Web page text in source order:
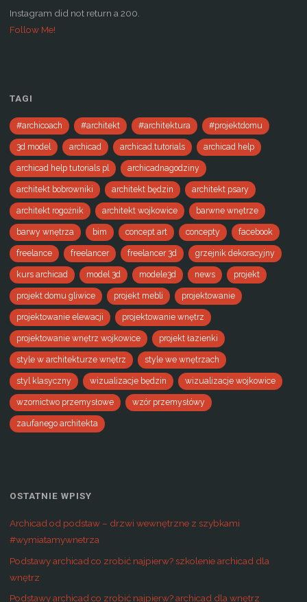
Instagram did not return a 200.
Follow Me!
TAGI
#archicoach #architekt #architektura #projektdomu
3d model archicad archicad.tutorials archicad help
archicad help tutorials pl archicadnagodziny
architekt bobrowniki architekt będzin architekt psary
architekt rogoźnik architekt wojkowice barwne wnętrze
barwy wnętrza bim concept art concepty facebook
freelance freelancer freelancer 3d grzejnik dekoracyjny
kurs archicad model 3d modele3d news projekt
projekt domu gliwice projekt mebli projektowanie
projektowanie elewacji projektowanie wnętrz
projektowanie wnętrz wojkowice projekt łazienki
style w architekturze wnętrz style we wnętrzach
styl klasyczny wizualizacje będzin wizualizacje wojkowice
wzornictwo przemysłowe wzór przemysłówy
zaufanego architekta
OSTATNIE WPISY
Archicad od podstaw – drzwi wewnętrzne z szybkami
#wymiatamywnetrza
Podstawy archicad co zrobić najpierw? szkolenie archicad dla
wnętrz
Podstawy archicad co zrobić najpierw? archicad dla wnętrz